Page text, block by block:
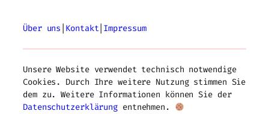
Über uns Kontakt Impressum
Unsere Website verwendet technisch notwendige
Cookies. Durch Ihre weitere Nutzung stimmen Sie
dem zu. Weitere Informationen können Sie der
Datenschutzerklärung entnehmen.